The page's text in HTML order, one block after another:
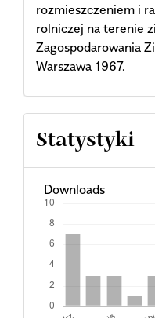
rozmieszczeniem i
rolniczej na terenie
Zagospodarowania
Warszawa 1967.
Statystyki
Downloads